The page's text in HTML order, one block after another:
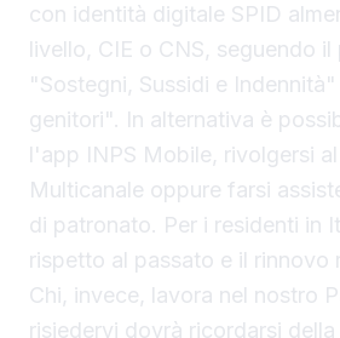
con identità digitale SPID
livello, CIE o CNS, seguendo il
"Sostegni, Sussidi e
genitori". In alternativa è
l'app INPS Mobile, rivolgersi
Multicanale oppure farsi
di patronato. Per i residenti in
rispetto al passato e il rinnovo
Chi, invece, lavora nel nostro
risiedervi dovrà ricordarsi della